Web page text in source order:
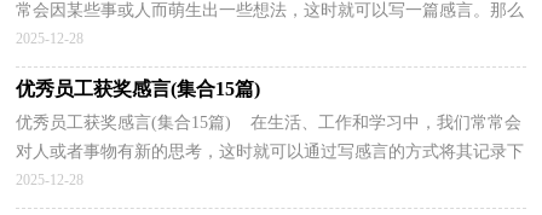
常会因某些事或人而萌生出一些想法，这时就可以写一篇感言。那么
好的感言是什么样的呢？以下是小编精心整理的优...
2025-12-28
优秀员工获奖感言(集合15篇)
优秀员工获奖感言(集合15篇) 在生活、工作和学习中，我们常常会
对人或者事物有新的思考，这时就可以通过写感言的方式将其记录下
来。那么感言怎么写才能感染读者呢？下面是小编...
2025-12-28